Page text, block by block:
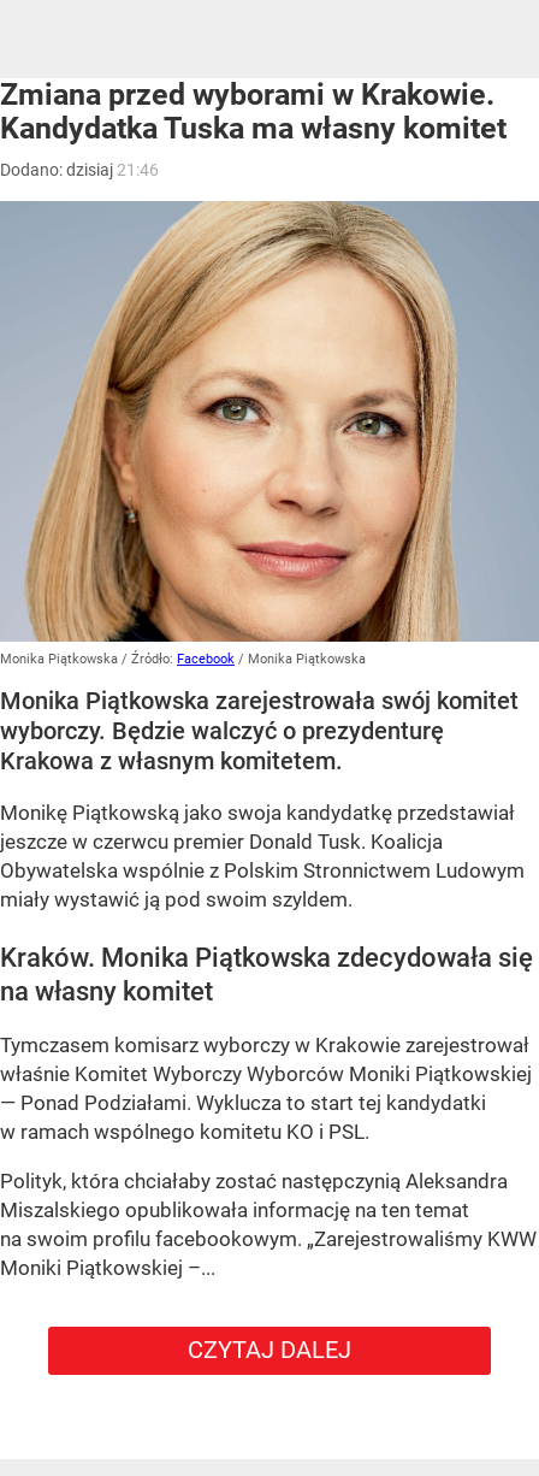
Zmiana przed wyborami w Krakowie.
Kandydatka Tuska ma własny komitet
Dodano:dzisiaj 21:46
Monika Piątkowska / Źródło: Facebook / Monika Piątkowska
Monika Piątkowska zarejestrowała swój komitet
wyborczy. Będzie walczyć o prezydenturę
Krakowa z własnym komitetem.
Monikę Piątkowską jako swoja kandydatkę przedstawiał
jeszcze w czerwcu premier Donald Tusk. Koalicja
Obywatelska wspólnie z Polskim Stronnictwem Ludowym
miały wystawić ją pod swoim szyldem.
Kraków. Monika Piątkowska zdecydowała się
na własny komitet
Tymczasem komisarz wyborczy w Krakowie zarejestrował
właśnie Komitet Wyborczy Wyborców Moniki Piątkowskiej
— Ponad Podziałami. Wyklucza to start tej kandydatki
w ramach wspólnego komitetu KO i PSL.
Polityk, która chciałaby zostać następczynią Aleksandra
Miszalskiego opublikowała informację na ten temat
na swoim profilu facebookowym. „Zarejestrowaliśmy KWW
Moniki Piątkowskiej –...
CZYTAJ DALEJ